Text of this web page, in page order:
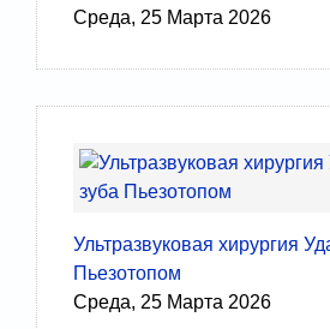
Среда, 25 Марта 2026
Ультразвуковая хирургия
Пьезотопом
Среда, 25 Марта 2026